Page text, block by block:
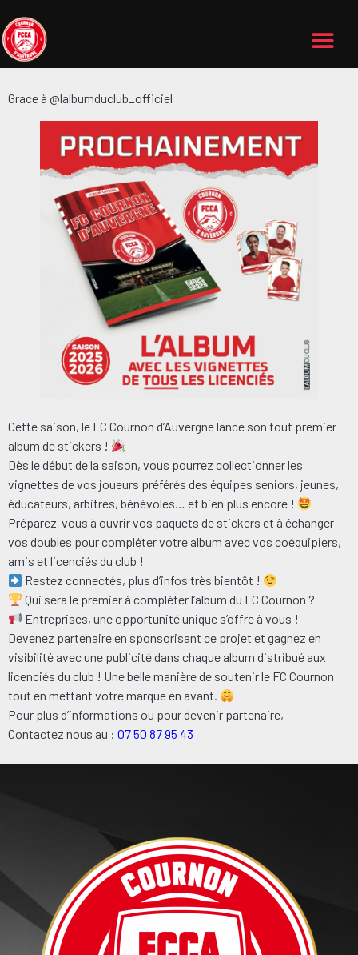
Grace à @lalbumduclub_officiel
Cette saison, le FC Cournon d’Auvergne lance son tout premier
album de stickers !
Dès le début de la saison, vous pourrez collectionner les
vignettes de vos joueurs préférés des équipes seniors, jeunes,
éducateurs, arbitres, bénévoles… et bien plus encore !
Préparez-vous à ouvrir vos paquets de stickers et à échanger
vos doubles pour compléter votre album avec vos coéquipiers,
amis et licenciés du club !
Restez connectés, plus d’infos très bientôt !
Qui sera le premier à compléter l’album du FC Cournon ?
Entreprises, une opportunité unique s’offre à vous !
Devenez partenaire en sponsorisant ce projet et gagnez en
visibilité avec une publicité dans chaque album distribué aux
licenciés du club ! Une belle manière de soutenir le FC Cournon
tout en mettant votre marque en avant.
Pour plus d’informations ou pour devenir partenaire,
Contactez nous au : 07 50 87 95 43